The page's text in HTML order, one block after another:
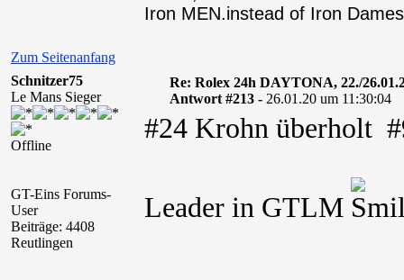
Zum Seitenanfang
Iron MEN.instead of Iron
Schnitzer75
Le Mans Sieger
Offline
GT-Eins Forums-
User
Beiträge: 4408
Reutlingen
Re: Rolex 24h DAYTONA, 22./
Antwort #213 - 26.01.20 um 11:30:04
#24 Krohn überholt
Leader in GTLM